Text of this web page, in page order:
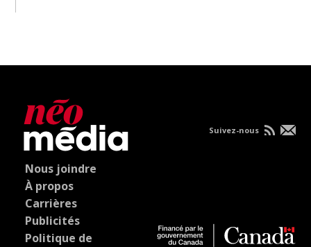
Nous joindre
À propos
Carrières
Publicités
Politique de
Suivez-nous